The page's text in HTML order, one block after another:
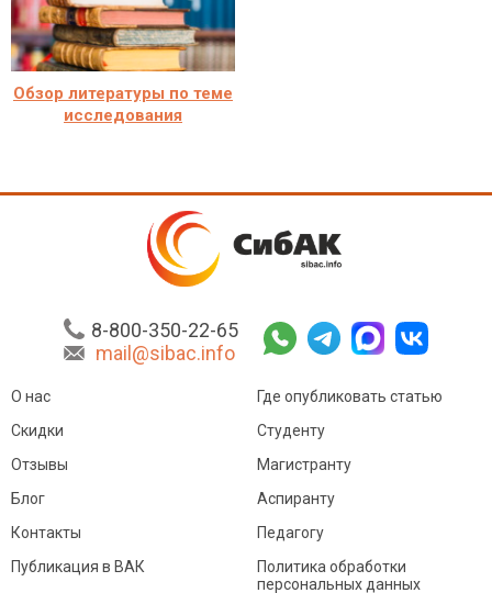
Обзор литературы по теме
исследования
8-800-350-22-65
mail@sibac.info
О нас
Скидки
Отзывы
Блог
Контакты
Где опубликовать статью
Студенту
Магистранту
Аспиранту
Педагогу
Публикация в ВАК
Политика обработки
персональных данных